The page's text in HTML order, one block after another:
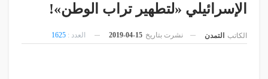
الإسرائيلي «لتطهير تراب الوطن»!
الكاتب التمدن نشرت بتاريخ 15-04-2019 العدد :1625